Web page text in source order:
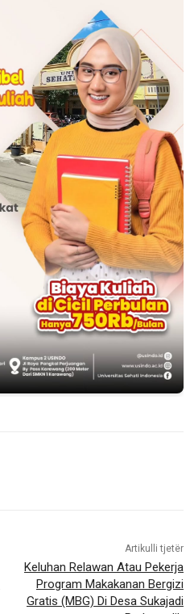
Artikulli tjetër
Keluhan Relawan Atau Pekerja
Program Makakanan Bergizi
Gratis (MBG) Di Desa Sukajadi